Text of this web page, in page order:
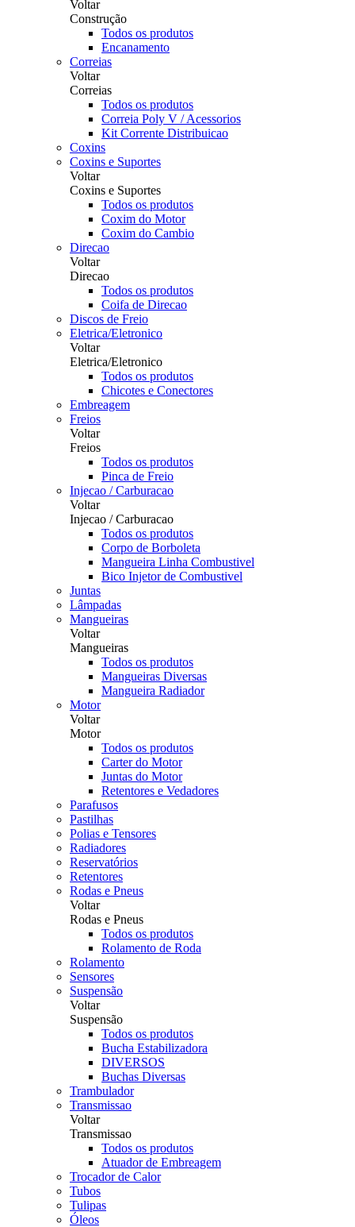
Voltar
Construção
Todos os produtos
Encanamento
Correias
Voltar
Correias
Todos os produtos
Correia Poly V / Acessorios
Kit Corrente Distribuicao
Coxins
Coxins e Suportes
Voltar
Coxins e Suportes
Todos os produtos
Coxim do Motor
Coxim do Cambio
Direcao
Voltar
Direcao
Todos os produtos
Coifa de Direcao
Discos de Freio
Eletrica/Eletronico
Voltar
Eletrica/Eletronico
Todos os produtos
Chicotes e Conectores
Embreagem
Freios
Voltar
Freios
Todos os produtos
Pinca de Freio
Injecao / Carburacao
Voltar
Injecao / Carburacao
Todos os produtos
Corpo de Borboleta
Mangueira Linha Combustivel
Bico Injetor de Combustivel
Juntas
Lâmpadas
Mangueiras
Voltar
Mangueiras
Todos os produtos
Mangueiras Diversas
Mangueira Radiador
Motor
Voltar
Motor
Todos os produtos
Carter do Motor
Juntas do Motor
Retentores e Vedadores
Parafusos
Pastilhas
Polias e Tensores
Radiadores
Reservatórios
Retentores
Rodas e Pneus
Voltar
Rodas e Pneus
Todos os produtos
Rolamento de Roda
Rolamento
Sensores
Suspensão
Voltar
Suspensão
Todos os produtos
Bucha Estabilizadora
DIVERSOS
Buchas Diversas
Trambulador
Transmissao
Voltar
Transmissao
Todos os produtos
Atuador de Embreagem
Trocador de Calor
Tubos
Tulipas
Óleos